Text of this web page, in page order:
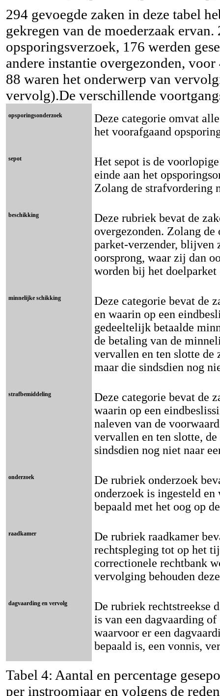
294 gevoegde zaken in deze tabel
gekregen van de moederzaak
opsporingsverzoek, 176 werden
andere instantie overgezonden,
88 waren het onderwerp van
vervolg).De verschillende
opsporingsonderzoek
Deze categorie omvat
het voorafgaand
sepot
Het sepot is de
einde aan het
Zolang de strafvordering
beschikking
Deze rubriek bevat de
overgezonden. Zolang
parket-verzender, blijven
oorsprong, waar zij dan
worden bij het doelparket
minnelijke schikking
Deze categorie bevat de
en waarin op een
gedeeltelijk betaalde
de betaling van de
vervallen en ten slotte
maar die sindsdien nog
strafbemiddeling
Deze categorie bevat de
waarin op een
naleven van de
vervallen en ten slotte,
sindsdien nog niet naar
onderzoek
De rubriek onderzoek
onderzoek is ingesteld
bepaald met het oog op
raadkamer
De rubriek raadkamer
rechtspleging tot op het
correctionele rechtbank
vervolging behouden
dagvaarding en vervolg
De rubriek rechtstreekse
is van een dagvaarding
waarvoor er een
bepaald is, een vonnis,
Tabel 4: Aantal en percentage
per instroomjaar en volgens de